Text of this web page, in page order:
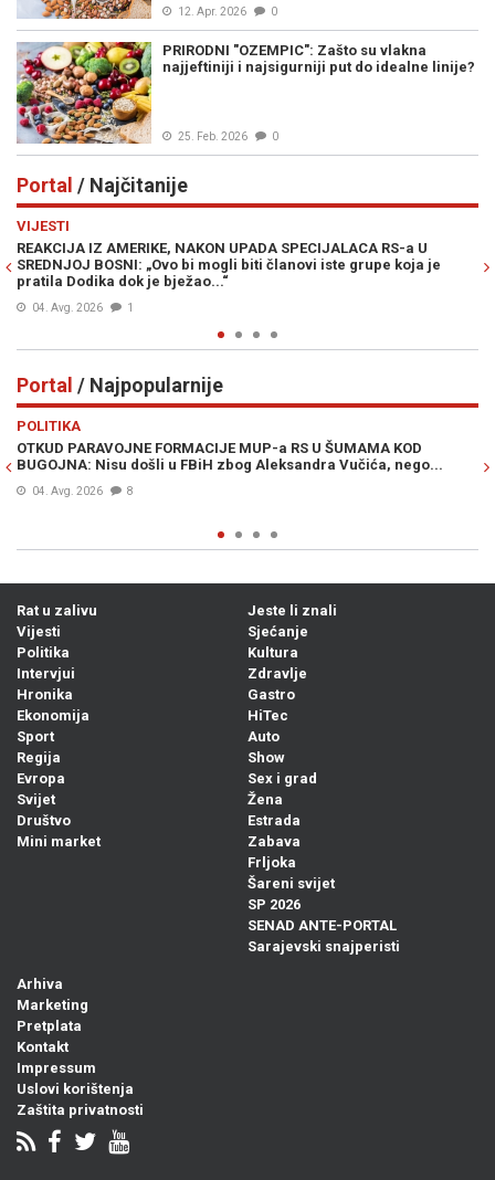
12. Apr. 2026 0
PRIRODNI "OZEMPIC": Zašto su vlakna
najjeftiniji i najsigurniji put do idealne linije?
25. Feb. 2026 0
Portal / Najčitanije
VIJESTI
REAKCIJA IZ AMERIKE, NAKON UPADA SPECIJALACA RS-a U
SREDNJOJ BOSNI: „Ovo bi mogli biti članovi iste grupe koja je
pratila Dodika dok je bježao...“
04. Avg. 2026 1
Portal / Najpopularnije
POLITIKA
OTKUD PARAVOJNE FORMACIJE MUP-a RS U ŠUMAMA KOD
BUGOJNA: Nisu došli u FBiH zbog Aleksandra Vučića, nego...
04. Avg. 2026 8
Rat u zalivu
Vijesti
Politika
Intervjui
Hronika
Ekonomija
Sport
Regija
Evropa
Svijet
Društvo
Mini market
Jeste li znali
Sjećanje
Kultura
Zdravlje
Gastro
HiTec
Auto
Show
Sex i grad
Žena
Estrada
Zabava
Frljoka
Šareni svijet
SP 2026
SENAD ANTE-PORTAL
Sarajevski snajperisti
Arhiva
Marketing
Pretplata
Kontakt
Impressum
Uslovi korištenja
Zaštita privatnosti